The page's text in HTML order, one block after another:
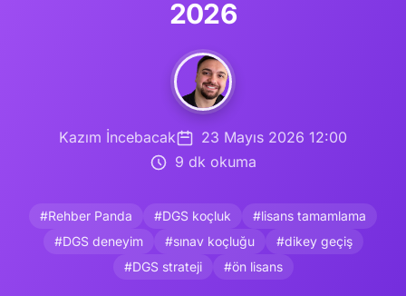
2026
Kazım İncebacak
23 Mayıs 2026 12:00
9 dk okuma
#Rehber Panda #DGS koçluk
#lisans tamamlama
#DGS deneyim
#sınav koçluğu
#dikey geçiş
#DGS strateji
#ön lisans